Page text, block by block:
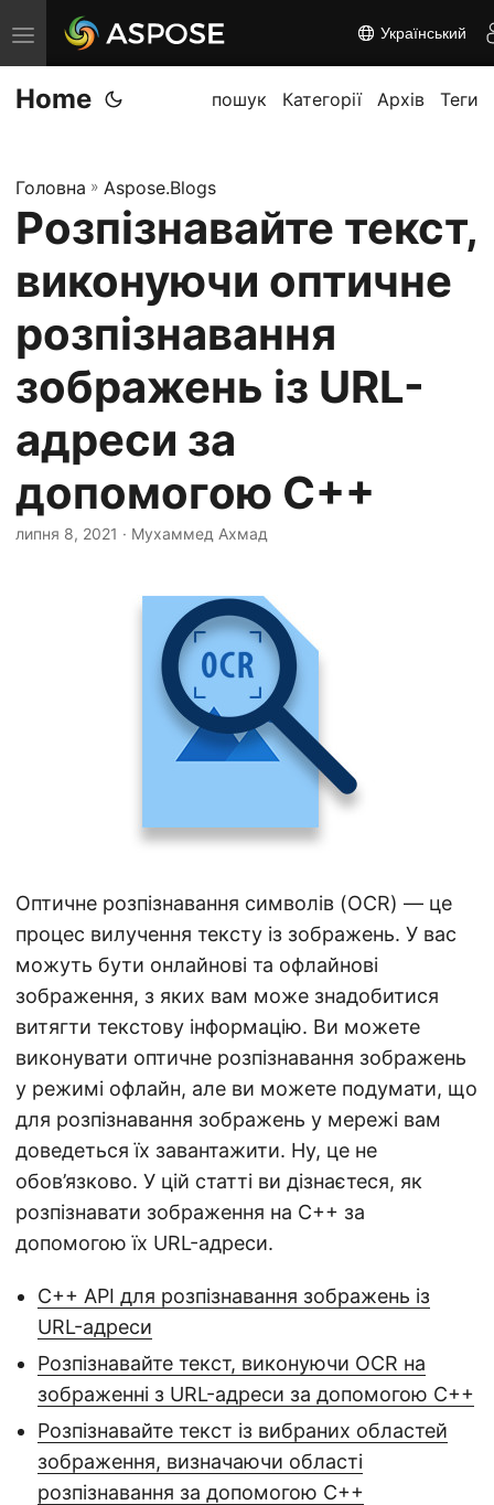
П
е
р
к
н
т
н
а
в
і
а
ц
Український
Home пошук Категорії Архів Теги
Головна » Aspose.Blogs
Розпізнавайте текст,
виконуючи оптичне
розпізнавання
зображень із URL-
адреси за
допомогою C++
липня 8, 2021 · Мухаммед Ахмад
Оптичне розпізнавання символів (OCR) — це
процес вилучення тексту із зображень. У вас
можуть бути онлайнові та офлайнові
зображення, з яких вам може знадобитися
витягти текстову інформацію. Ви можете
виконувати оптичне розпізнавання зображень
у режимі офлайн, але ви можете подумати, що
для розпізнавання зображень у мережі вам
доведеться їх завантажити. Ну, це не
обов’язково. У цій статті ви дізнаєтеся, як
розпізнавати зображення на C++ за
допомогою їх URL-адреси.
C++ API для розпізнавання зображень із
URL-адреси
Розпізнавайте текст, виконуючи OCR на
зображенні з URL-адреси за допомогою C++
Розпізнавайте текст із вибраних областей
зображення, визначаючи області
розпізнавання за допомогою C++